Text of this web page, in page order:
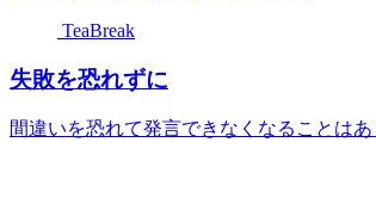
TeaBreak
失敗を恐れずに
間違いを恐れて発言できなくなることは